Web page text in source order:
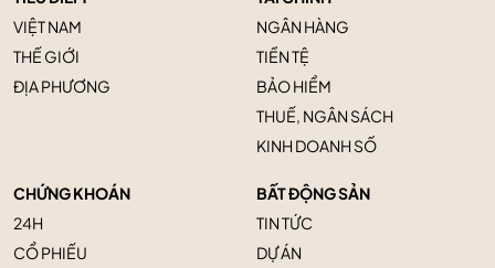
VIỆT NAM
THẾ GIỚI
ĐỊA PHƯƠNG
NGÂN HÀNG
TIỀN TỆ
BẢO HIỂM
THUẾ, NGÂN SÁCH
KINH DOANH SỐ
CHỨNG KHOÁN
24H
CỔ PHIẾU
BẤT ĐỘNG SẢN
TIN TỨC
DỰ ÁN